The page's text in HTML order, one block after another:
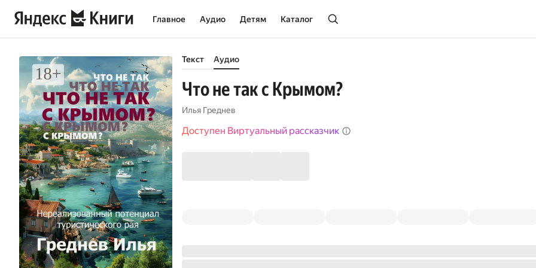
Главное Аудио Детям Каталог
Текст Аудио
Что не так с Крымом?
Илья Греднев
Доступен Виртуальный рассказчик